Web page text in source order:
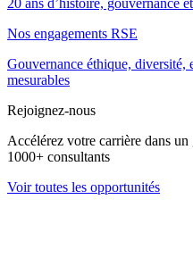
Nos engagements RSE
Gouvernance éthique, diversité,
mesurables
Rejoignez-nous
Accélérez votre carrière dans
1000+ consultants
Voir toutes les opportunités